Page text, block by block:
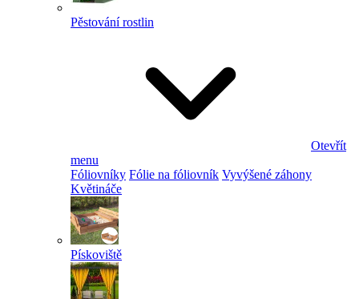
Pěstování rostlin
Otevřít
menu
Fóliovníky Fólie na fóliovník Vyvýšené záhony
Květináče
Pískoviště